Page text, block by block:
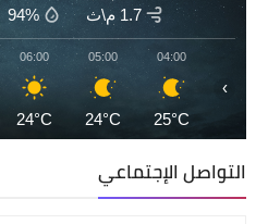
1.7 م\ث 94%
04:00
25°C
05:00
24°C
06:00
24°C
›
التواصل الإجتماعي